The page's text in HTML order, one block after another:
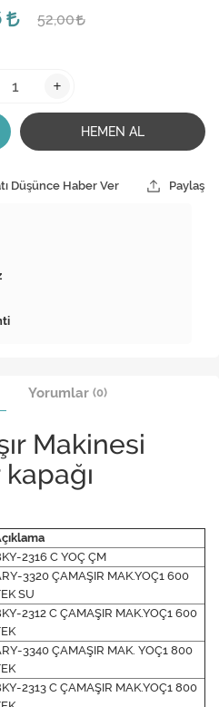
52,00
+
HEMEN AL
Düşünce Haber Ver Paylaş
Yorumlar (0)
Makinesi
2316 C YOÇ ÇM
3320 ÇAMAŞIR MAK.YOÇ1 600
SU
2312 C ÇAMAŞIR MAK.YOÇ1 600
3340 ÇAMAŞIR MAK. YOÇ1 800
2313 C ÇAMAŞIR MAK.YOÇ1 800